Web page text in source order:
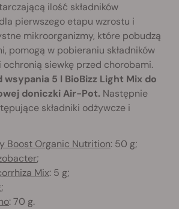
ilość składników
pierwszego etapu wzrostu i
mikroorganizmy, które pobudzą
pomogą w pobieraniu składników
ochronią siewkę przed chorobami.
wsypania 5 l BioBizz Light Mix do
doniczki Air-Pot. Następnie
składniki odżywcze i
Boost Organic Nutrition: 50 g;
;
Mix: 5 g;
: 70 g.